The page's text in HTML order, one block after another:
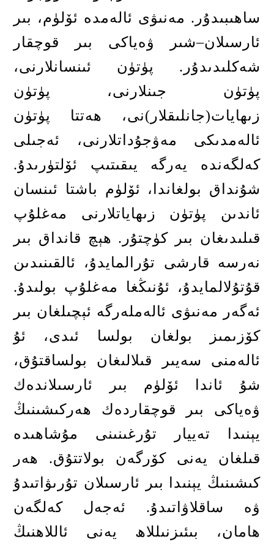
ساھىبىدۇر . مەنىۋى ئالەمدە ئۆلۈم، بىر
ئارسىلان–شىر ۋەياكى بىر قوچقار
شەكلىدىدۇر .
پۈتۈن ئىنسانلارنى،
پۈتۈن جىنلارنى، پۈتۈن
زىھايات(جانلىقلار )نى، ھەتتا پۈتۈن
ئالەمدىكى مەۋجۇداتلارنى، ئەجىلى
كەلگەندە يەرگە يىقىتىپ ئۆلتۈرىدۇ.
شۇنداق بولغاندا، ئۆلۈم باشتا ئىنسان
ئاندىن پۈتۈن زىھاياتلارنى مەغلۇپ
قىلىدىغان بىر كۈچتۇر . ھېچ قانداق بىر
نەرسە قارشى تۇرالمايدۇ، ئالقىنىدىن
قۇتۇلالمايدۇ، ئۇنىڭغا مەغلۇپ بولىدۇ.
ئەگەر مەنىۋى ئالەملەرگە ئېچىلغان بىر
كۆزىمىز بولغان بولسا ئىدى، ئۇ
ئالەمنى سەيىر قىلالىغان بولساقتۇق،
شۇ ئاندا ئۆلۈم بىر ئارسىلاندەك
ۋەياكى بىر قوچقاردەك ھەركىشىنىڭ
يېنىدا تەييار تۇرغىنىنى مۇشاھىدە
قىلغان يەنى كۆرگەن بولاتتۇق. ھەر
كىشىنىڭ يېنىدا بىر ئارسىلان تۇرىۋاتىدۇ
ۋە ساقلاۋاتىدۇ. ئەجەل كەلگەن
ھامان، بىئىزنىللاھ يەنى ئاللاھنىڭ